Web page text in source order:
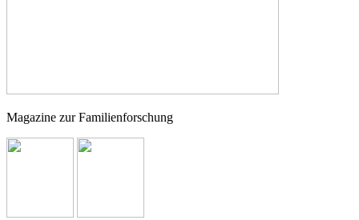
Magazine zur Familienforschung